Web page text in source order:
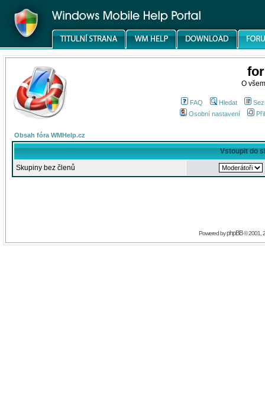
O
FAQ Hledat
Osobní nastavení
Obsah fóra WMHelp.cz
Vstoupit do
Skupiny bez členů
Powered byphpBB© 2001,